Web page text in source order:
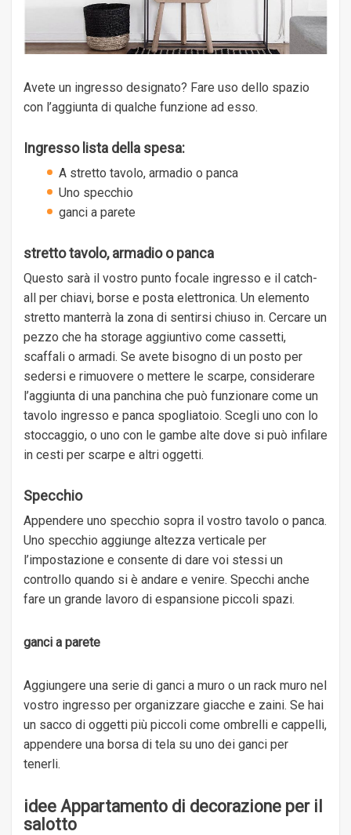
Avete un ingresso designato? Fare uso dello spazio
con l’aggiunta di qualche funzione ad esso.
Ingresso lista della spesa:
A stretto tavolo, armadio o panca
Uno specchio
ganci a parete
stretto tavolo, armadio o panca
Questo sarà il vostro punto focale ingresso e il catch-
all per chiavi, borse e posta elettronica. Un elemento
stretto manterrà la zona di sentirsi chiuso in. Cercare un
pezzo che ha storage aggiuntivo come cassetti,
scaffali o armadi. Se avete bisogno di un posto per
sedersi e rimuovere o mettere le scarpe, considerare
l’aggiunta di una panchina che può funzionare come un
tavolo ingresso e panca spogliatoio. Scegli uno con lo
stoccaggio, o uno con le gambe alte dove si può infilare
in cesti per scarpe e altri oggetti.
Specchio
Appendere uno specchio sopra il vostro tavolo o panca.
Uno specchio aggiunge altezza verticale per
l’impostazione e consente di dare voi stessi un
controllo quando si è andare e venire. Specchi anche
fare un grande lavoro di espansione piccoli spazi.
ganci a parete
Aggiungere una serie di ganci a muro o un rack muro nel
vostro ingresso per organizzare giacche e zaini. Se hai
un sacco di oggetti più piccoli come ombrelli e cappelli,
appendere una borsa di tela su uno dei ganci per
tenerli.
idee Appartamento di decorazione per il
salotto